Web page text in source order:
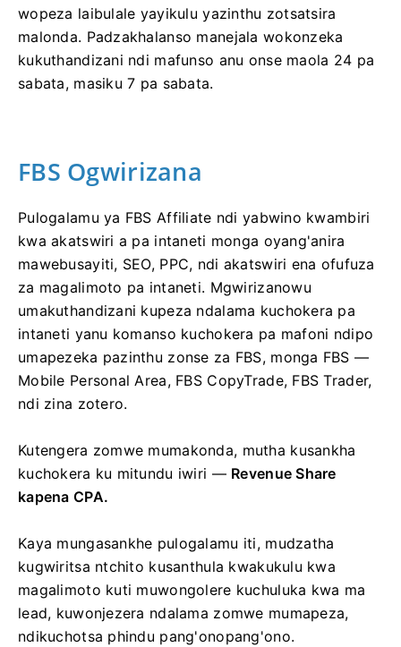
wopeza laibulale yayikulu yazinthu zotsatsira
malonda. Padzakhalanso manejala wokonzeka
kukuthandizani ndi mafunso anu onse maola 24 pa
sabata, masiku 7 pa sabata.
FBS Ogwirizana
Pulogalamu ya FBS Affiliate ndi yabwino kwambiri
kwa akatswiri a pa intaneti monga oyang'anira
mawebusayiti, SEO, PPC, ndi akatswiri ena ofufuza
za magalimoto pa intaneti. Mgwirizanowu
umakuthandizani kupeza ndalama kuchokera pa
intaneti yanu komanso kuchokera pa mafoni ndipo
umapezeka pazinthu zonse za FBS, monga FBS —
Mobile Personal Area, FBS CopyTrade, FBS Trader,
ndi zina zotero.
Kutengera zomwe mumakonda, mutha kusankha
kuchokera ku mitundu iwiri — Revenue Share
kapena CPA.
Kaya mungasankhe pulogalamu iti, mudzatha
kugwiritsa ntchito kusanthula kwakukulu kwa
magalimoto kuti muwongolere kuchuluka kwa ma
lead, kuwonjezera ndalama zomwe mumapeza,
ndikuchotsa phindu pang'onopang'ono.